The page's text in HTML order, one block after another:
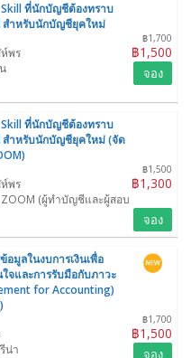
ที่นักบัญชีต้องทราบ
สำหรับนักบัญชียุคใหม่
฿1,700
฿1,500
พร
จอง
ที่นักบัญชีต้องทราบ
ำหรับนักบัญชียุคใหม่ (จัด
฿1,500
฿1,300
พร
(ผู้ทำบัญชีและผู้สอบ
จอง
อมูลในงบการเงินเพื่อ
จและการรับมือกับภาวะ
for Accounting)
฿1,700
฿1,500
น่า
จอง